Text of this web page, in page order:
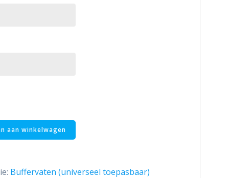
aan winkelwagen
Buffervaten (universeel toepasbaar)